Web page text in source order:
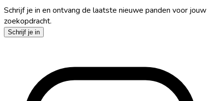
Schrijf je in en ontvang de laatste nieuwe panden voor jouw
zoekopdracht.
Schrijf je in